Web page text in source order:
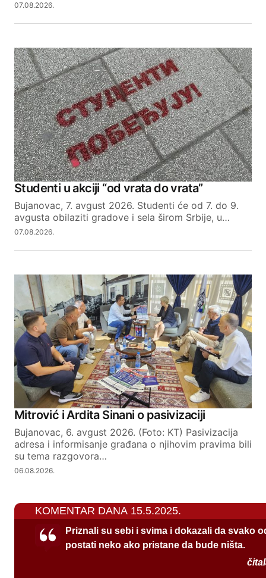
07.08.2026.
Studenti u akciji “od vrata do vrata”
Bujanovac, 7. avgust 2026. Studenti će od 7. do 9.
avgusta obilaziti gradove i sela širom Srbije, u…
07.08.2026.
Mitrović i Ardita Sinani o pasivizaciji
Bujanovac, 6. avgust 2026. (Foto: KT) Pasivizacija
adresa i informisanje građana o njihovim pravima bili
su tema razgovora…
06.08.2026.
KOMENTAR DANA 15.5.2025.
Priznali su sebi i svima i dokazali da svako
postati neko ako pristane da bude ništa.